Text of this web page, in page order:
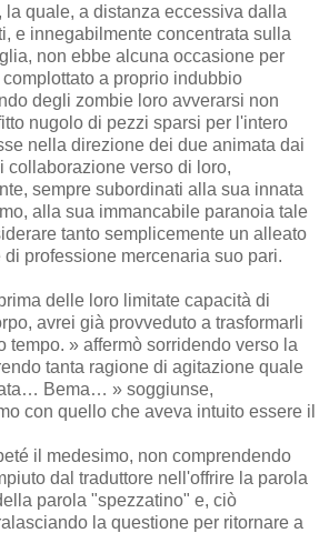
quale, a distanza eccessiva dalla
e innegabilmente concentrata sulla
non ebbe alcuna occasione per
a proprio indubbio
degli zombie loro avverarsi non
nugolo di pezzi sparsi per l'intero
nella direzione dei due animata dai
collaborazione verso di loro,
sempre subordinati alla sua innata
alla sua immancabile paranoia tale
tanto semplicemente un alleato
professione mercenaria suo pari.
delle loro limitate capacità di
avrei già provveduto a trasformarli
tempo. » affermò sorridendo verso la
tanta ragione di agitazione quale
Bema… » soggiunse,
con quello che aveva intuito essere il
il medesimo, non comprendendo
dal traduttore nell'offrire la parola
parola "spezzatino" e, ciò
la questione per ritornare a